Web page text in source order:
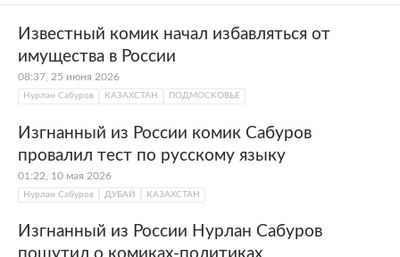
окончания школы Нурлан Сабуров переехал
вЕкатеринбурги поступил в Уральский
федеральный университет. Во время учебы
играл в студенческой команде КВН и
В Екатеринбурге он познакомился с
юмористомДмитрием Романовым
посоветовал Сабурову подать заявку в
Up на ТНТ. Юморист последовал
Известный комик начал избавляться от
имущества в России
08:37, 25 июня 2026
Нурлан Сабуров КАЗАХСТАН ПОДМОСКОВЬЕ
Изгнанный из России комик Сабуров
провалил тест по русскому языку
01:22, 10 мая 2026
Нурлан Сабуров ДУБАЙ КАЗАХСТАН
Изгнанный из России Нурлан Сабуров